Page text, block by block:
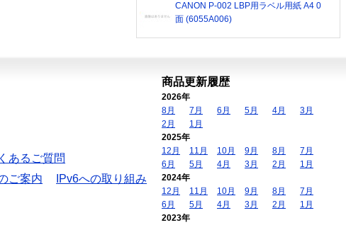
CANON P-002 LBP用ラベル用紙 A4 0
面 (6055A006)
あるご質問
ご案内
IPv6への取り組み
商品更新履歴
2026年
8月
7月 6月 5月 4月
3月
2月
1月
2025年
12月
11月 10月 9月 8月
7月
6月
5月 4月 3月 2月
1月
2024年
12月
11月 10月 9月 8月
7月
6月
5月 4月 3月 2月
1月
2023年